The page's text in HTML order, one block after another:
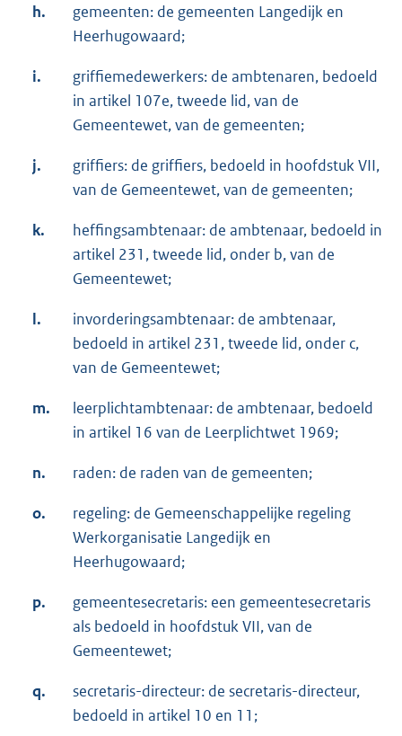
h.
gemeenten: de gemeenten Langedijk en
Heerhugowaard;
i.
griffiemedewerkers: de ambtenaren, bedoeld
in artikel 107e, tweede lid, van de
Gemeentewet, van de gemeenten;
j.
griffiers: de griffiers, bedoeld in hoofdstuk VII,
van de Gemeentewet, van de gemeenten;
k.
heffingsambtenaar: de ambtenaar, bedoeld in
artikel 231, tweede lid, onder b, van de
Gemeentewet;
l.
invorderingsambtenaar: de ambtenaar,
bedoeld in artikel 231, tweede lid, onder c,
van de Gemeentewet;
m.
leerplichtambtenaar: de ambtenaar, bedoeld
in artikel 16 van de Leerplichtwet 1969;
n. raden: de raden van de gemeenten;
o.
regeling: de Gemeenschappelijke regeling
Werkorganisatie Langedijk en
Heerhugowaard;
p.
gemeentesecretaris: een gemeentesecretaris
als bedoeld in hoofdstuk VII, van de
Gemeentewet;
q.
secretaris-directeur: de secretaris-directeur,
bedoeld in artikel 10 en 11;